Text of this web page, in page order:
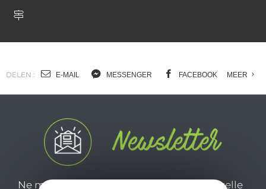
DELEN : E-MAIL MESSENGER FACEBOOK MEER
Ne manquez pas notre newsletter mensuelle